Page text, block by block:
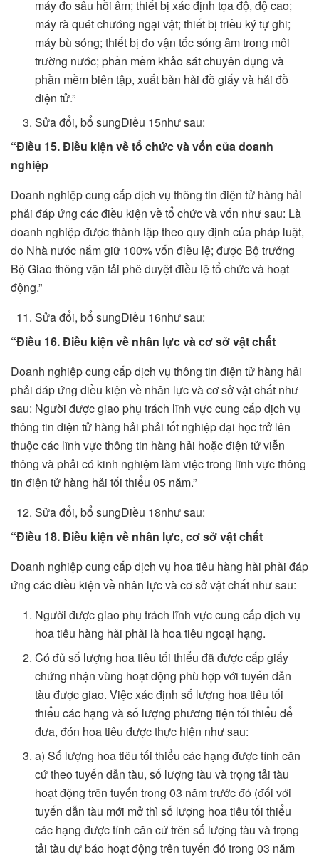
máy đo sâu hồi âm; thiết bị xác định tọa độ, độ cao;
máy rà quét chướng ngại vật; thiết bị triều ký tự ghi;
máy bù sóng; thiết bị đo vận tốc sóng âm trong môi
trường nước; phần mềm khảo sát chuyên dụng và
phần mềm biên tập, xuất bản hải đồ giấy và hải đồ
điện tử.”
Sửa đổi, bổ sungĐiều 15như sau:
“Điều 15. Điều kiện về tổ chức và vốn của doanh
nghiệp
Doanh nghiệp cung cấp dịch vụ thông tin điện tử hàng hải
phải đáp ứng các điều kiện về tổ chức và vốn như sau: Là
doanh nghiệp được thành lập theo quy định của pháp luật,
do Nhà nước nắm giữ 100% vốn điều lệ; được Bộ trưởng
Bộ Giao thông vận tải phê duyệt điều lệ tổ chức và hoạt
động.”
Sửa đổi, bổ sungĐiều 16như sau:
“Điều 16. Điều kiện về nhân lực và cơ sở vật chất
Doanh nghiệp cung cấp dịch vụ thông tin điện tử hàng hải
phải đáp ứng điều kiện về nhân lực và cơ sở vật chất như
sau: Người được giao phụ trách lĩnh vực cung cấp dịch vụ
thông tin điện tử hàng hải phải tốt nghiệp đại học trở lên
thuộc các lĩnh vực thông tin hàng hải hoặc điện tử viễn
thông và phải có kinh nghiệm làm việc trong lĩnh vực thông
tin điện tử hàng hải tối thiểu 05 năm.”
Sửa đổi, bổ sungĐiều 18như sau:
“Điều 18. Điều kiện về nhân lực, cơ sở vật chất
Doanh nghiệp cung cấp dịch vụ hoa tiêu hàng hải phải đáp
ứng các điều kiện về nhân lực và cơ sở vật chất như sau:
Người được giao phụ trách lĩnh vực cung cấp dịch vụ
hoa tiêu hàng hải phải là hoa tiêu ngoại hạng.
Có đủ số lượng hoa tiêu tối thiểu đã được cấp giấy
chứng nhận vùng hoạt động phù hợp với tuyến dẫn
tàu được giao. Việc xác định số lượng hoa tiêu tối
thiểu các hạng và số lượng phương tiện tối thiểu để
đưa, đón hoa tiêu được thực hiện như sau:
a) Số lượng hoa tiêu tối thiểu các hạng được tính căn
cứ theo tuyến dẫn tàu, số lượng tàu và trọng tải tàu
hoạt động trên tuyến trong 03 năm trước đó (đối với
tuyến dẫn tàu mới mở thì số lượng hoa tiêu tối thiểu
các hạng được tính căn cứ trên số lượng tàu và trọng
tải tàu dự báo hoạt động trên tuyến đó trong 03 năm